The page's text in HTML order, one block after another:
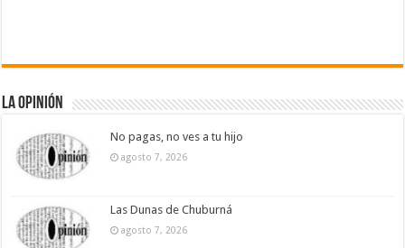
La Opinión
No pagas, no ves a tu hijo
agosto 7, 2026
Las Dunas de Chuburná
agosto 7, 2026